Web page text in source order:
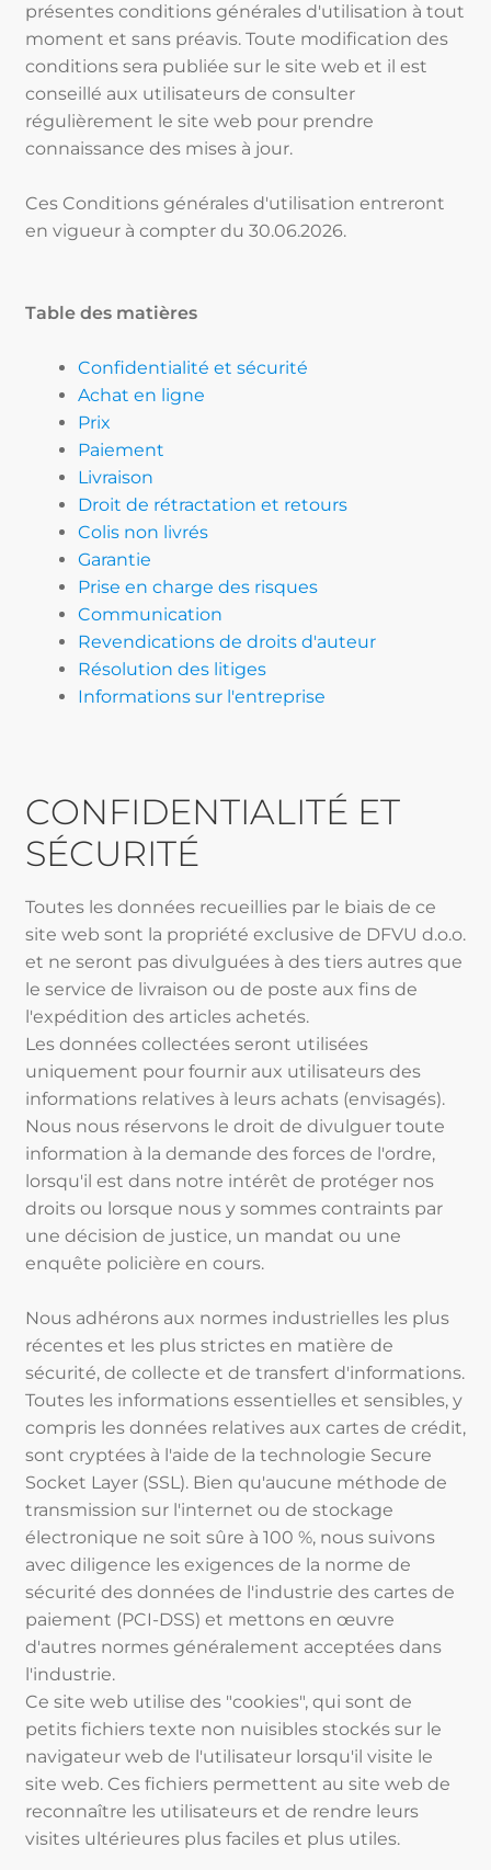
présentes conditions générales d'utilisation à tout
moment et sans préavis. Toute modification des
conditions sera publiée sur le site web et il est
conseillé aux utilisateurs de consulter
régulièrement le site web pour prendre
connaissance des mises à jour.
Ces Conditions générales d'utilisation entreront
en vigueur à compter du 30.06.2026.
Table des matières
Confidentialité et sécurité
Achat en ligne
Prix
Paiement
Livraison
Droit de rétractation et retours
Colis non livrés
Garantie
Prise en charge des risques
Communication
Revendications de droits d'auteur
Résolution des litiges
Informations sur l'entreprise
CONFIDENTIALITÉ ET
SÉCURITÉ
Toutes les données recueillies par le biais de ce
site web sont la propriété exclusive de DFVU d.o.o.
et ne seront pas divulguées à des tiers autres que
le service de livraison ou de poste aux fins de
l'expédition des articles achetés.
Les données collectées seront utilisées
uniquement pour fournir aux utilisateurs des
informations relatives à leurs achats (envisagés).
Nous nous réservons le droit de divulguer toute
information à la demande des forces de l'ordre,
lorsqu'il est dans notre intérêt de protéger nos
droits ou lorsque nous y sommes contraints par
une décision de justice, un mandat ou une
enquête policière en cours.
Nous adhérons aux normes industrielles les plus
récentes et les plus strictes en matière de
sécurité, de collecte et de transfert d'informations.
Toutes les informations essentielles et sensibles, y
compris les données relatives aux cartes de crédit,
sont cryptées à l'aide de la technologie Secure
Socket Layer (SSL). Bien qu'aucune méthode de
transmission sur l'internet ou de stockage
électronique ne soit sûre à 100 %, nous suivons
avec diligence les exigences de la norme de
sécurité des données de l'industrie des cartes de
paiement (PCI-DSS) et mettons en œuvre
d'autres normes généralement acceptées dans
l'industrie.
Ce site web utilise des "cookies", qui sont de
petits fichiers texte non nuisibles stockés sur le
navigateur web de l'utilisateur lorsqu'il visite le
site web. Ces fichiers permettent au site web de
reconnaître les utilisateurs et de rendre leurs
visites ultérieures plus faciles et plus utiles.